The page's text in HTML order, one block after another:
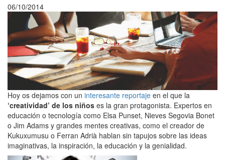
06/10/2014
Hoy os dejamos con un interesante reportaje en el que la
‘creatividad’ de los niños es la gran protagonista. Expertos en
educación o tecnología como Elsa Punset, Nieves Segovia Bonet
o Jim Adams y grandes mentes creativas, como el creador de
Kukuxumusu o Ferran Adrià hablan sin tapujos sobre las ideas
imaginativas, la inspiración, la educación y la genialidad.